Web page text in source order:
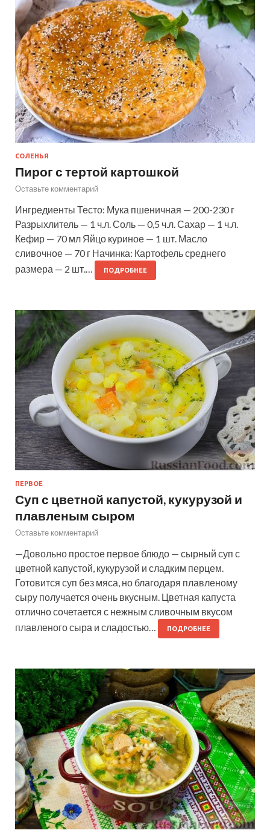
СОЛЕНЬЯ
Пирог с тертой картошкой
Оставьте комментарий
Ингредиенты Тесто: Мука пшеничная — 200-230 г
Разрыхлитель — 1 ч.л. Соль — 0,5 ч.л. Сахар — 1 ч.л.
Кефир — 70 мл Яйцо куриное — 1 шт. Масло
сливочное — 70 г Начинка: Картофель среднего
размера — 2 шт.…
ПОДРОБНЕЕ
ПЕРВОЕ
Суп с цветной капустой, кукурузой и
плавленым сыром
Оставьте комментарий
—Довольно простое первое блюдо — сырный суп с
цветной капустой, кукурузой и сладким перцем.
Готовится суп без мяса, но благодаря плавленому
сыру получается очень вкусным. Цветная капуста
отлично сочетается с нежным сливочным вкусом
плавленого сыра и сладостью…
ПОДРОБНЕЕ